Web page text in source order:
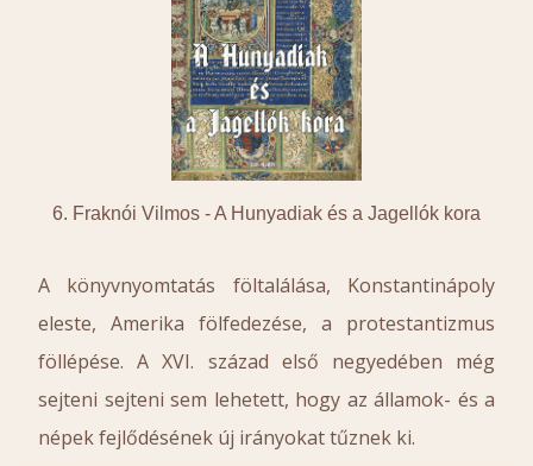
6. Fraknói Vilmos -A Hunyadiak és a Jagellók kora
A könyvnyomtatás föltalálása, Konstantinápoly
eleste, Amerika fölfedezése, a protestantizmus
föllépése. A XVI. század első negyedében még
sejteni sejteni sem lehetett, hogy az államok- és a
népek fejlődésének új irányokat tűznek ki.